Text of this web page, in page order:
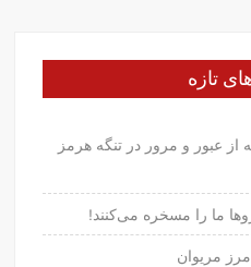
تازه
از عبور و مرور در تنگه هرمز
ما را مسخره می‌کنند!
مریوان